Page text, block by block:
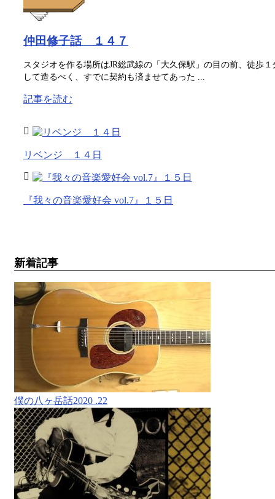
仲田修子話 １４７
スタジオを作る場所はJR総武線の「大久保駅」の目の前、徒歩
して造るべく、すでに契約も済ませてあった ...
記事を読む
リベンジ １４日
『我々の音楽愛好会 vol.7』１５日
新着記事
僕の八ヶ岳話2020 .22